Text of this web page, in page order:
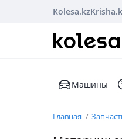
Kolesa.kz
Машины
Главная